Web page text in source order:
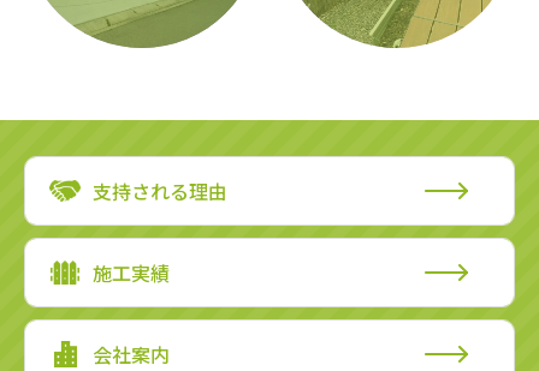
支持される理由
施工実績
会社案内